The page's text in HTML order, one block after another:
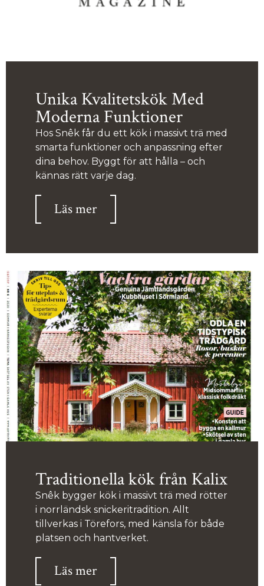
Unika Kvalitetskök Med
Moderna Funktioner
Hos Snêk får du ett kök i massivt trä med
smarta funktioner och anpassning efter
dina behov. Byggt för att hålla – och
kännas rätt varje dag.
Läs mer
Traditionella kök från Kalix
Snêk bygger kök i massivt trä med rötter
i norrländsk snickeritradition. Allt
tillverkas i Törefors, med känsla för både
platsen och hantverket.
Läs mer